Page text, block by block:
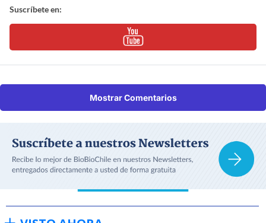
Suscríbete en:
Mostrar Comentarios